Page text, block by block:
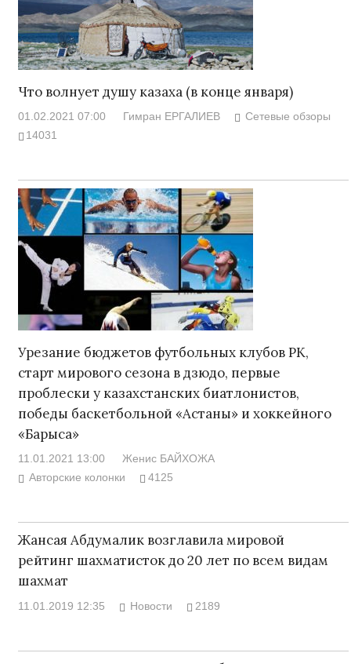
Что волнует душу казаха (в конце января)
01.02.2021 07:00 Гимран ЕРГАЛИЕВ
Сетевые обзоры
14031
Урезание бюджетов футбольных клубов РК,
старт мирового сезона в дзюдо, первые
проблески у казахстанских биатлонистов,
победы баскетбольной «Астаны» и хоккейного
«Барыса»
11.01.2021 13:00
Женис БАЙХОЖА
Авторские колонки
4125
Жансая Абдумалик возглавила мировой
рейтинг шахматисток до 20 лет по всем видам
шахмат
11.01.2019 12:35 Новости 2189